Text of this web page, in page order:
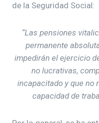
de la Seguridad Social:
“Las pensiones
permanente
impedirán el ejercicio
no lucrativas,
incapacitado y que no
capacidad de